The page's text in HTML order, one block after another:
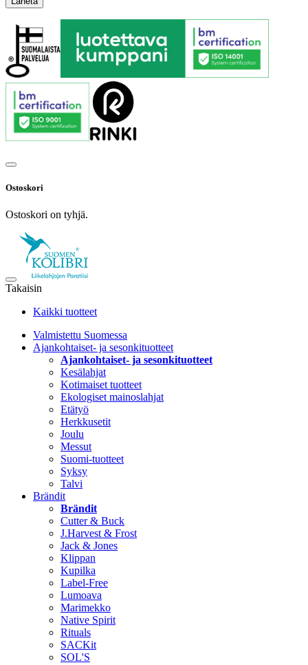
Ostoskori
Ostoskori on tyhjä.
Takaisin
Kaikki tuotteet
Valmistettu Suomessa
Ajankohtaiset- ja sesonkituotteet
Ajankohtaiset- ja sesonkituotteet
Kesälahjat
Kotimaiset tuotteet
Ekologiset mainoslahjat
Etätyö
Herkkusetit
Joulu
Messut
Suomi-tuotteet
Syksy
Talvi
Brändit
Brändit
Cutter & Buck
J.Harvest & Frost
Jack & Jones
Klippan
Kupilka
Label-Free
Lumoava
Marimekko
Native Spirit
Rituals
SACKit
SOL'S